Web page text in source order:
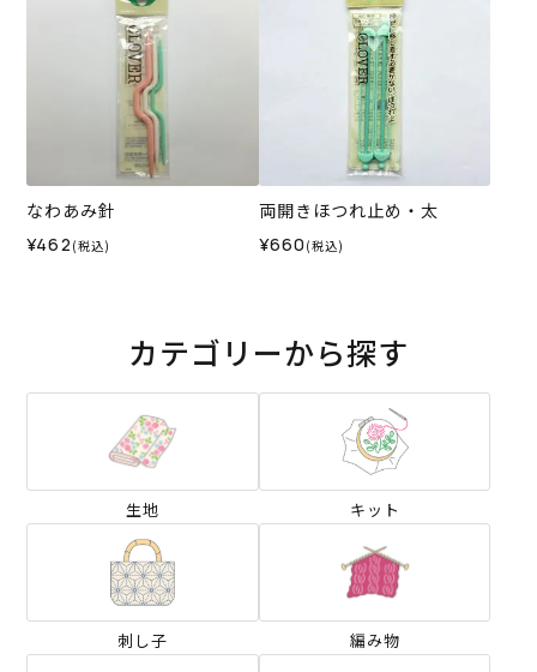
なわあみ針
¥462 (税込)
両開きほつれ止め・太
¥660 (税込)
カテゴリーから探す
生地 キット
刺し子 編み物